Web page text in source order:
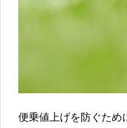
便乗値上げを防ぐため